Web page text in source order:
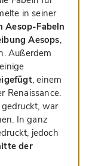
in seiner
Aesop-Fabeln
Aesops,
Außerdem
, einem
Renaissance.
gedruckt, war
In ganz
jedoch
der